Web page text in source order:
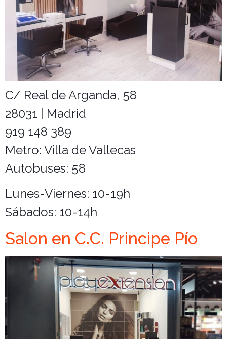
Cuidados
Salones
C/ Real de Arganda, 58
28031 | Madrid
919 148 389
Metro: Villa de Vallecas
Autobuses: 58
Lunes-Viernes: 10-19h
Sábados: 10-14h
Salon en C.C. Principe Pío